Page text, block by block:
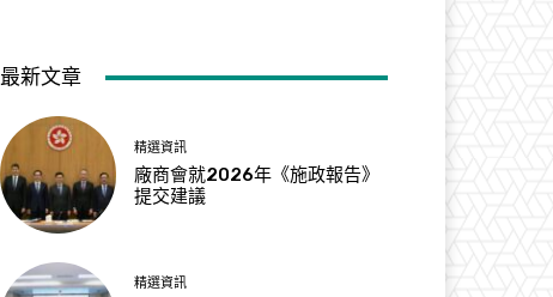
最新文章
精選資訊
廠商會就2026年《施政報告》
提交建議
精選資訊